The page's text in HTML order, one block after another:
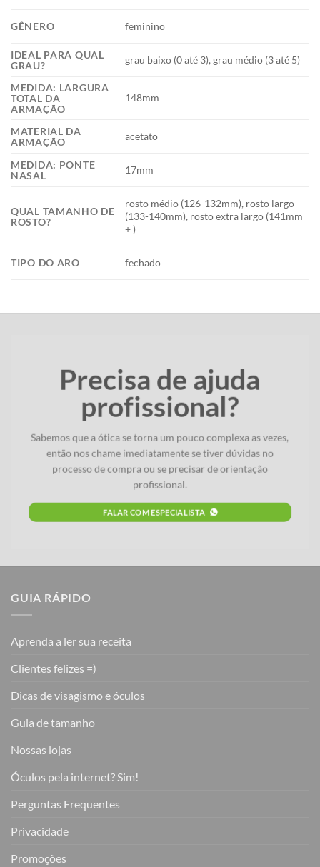
GÊNERO feminino
IDEAL PARA QUAL
GRAU?
grau baixo (0 até 3), grau médio (3 até 5)
MEDIDA: LARGURA
TOTAL DA
ARMAÇÃO
148mm
MATERIAL DA
ARMAÇÃO
acetato
MEDIDA: PONTE
NASAL
17mm
QUAL TAMANHO DE
ROSTO?
rosto médio (126-132mm), rosto largo
(133-140mm), rosto extra largo (141mm
+ )
TIPO DO ARO fechado
Precisa de ajuda
profissional?
Sabemos que a ótica se torna um pouco complexa as vezes,
então nos chame imediatamente se tiver dúvidas no
processo de compra ou se precisar de orientação
profissional.
FALAR COM ESPECIALISTA
GUIA RÁPIDO
Aprenda a ler sua receita
Clientes felizes =)
Dicas de visagismo e óculos
Guia de tamanho
Nossas lojas
Óculos pela internet? Sim!
Perguntas Frequentes
Privacidade
Promoções